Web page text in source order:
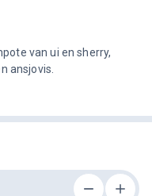
van ui en sherry,
ansjovis.